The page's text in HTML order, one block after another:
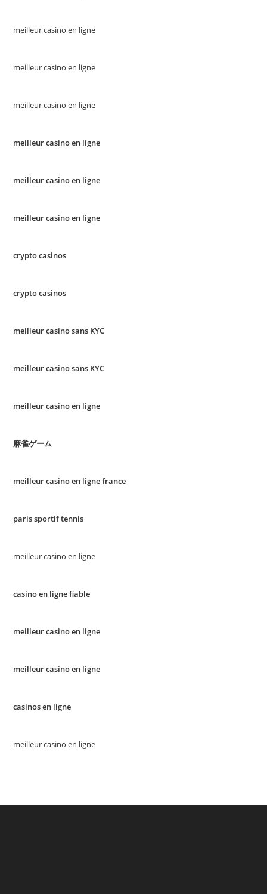
meilleur casino en ligne
meilleur casino en ligne
meilleur casino en ligne
meilleur casino en ligne
meilleur casino en ligne
meilleur casino en ligne
crypto casinos
crypto casinos
meilleur casino sans KYC
meilleur casino sans KYC
meilleur casino en ligne
麻雀ゲーム
meilleur casino en ligne france
paris sportif tennis
meilleur casino en ligne
casino en ligne fiable
meilleur casino en ligne
meilleur casino en ligne
casinos en ligne
meilleur casino en ligne